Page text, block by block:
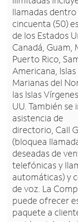
llamadas dentro
cincuenta (50)
de los Estados
Canadá, Guam,
Puerto Rico,
Americana, Islas
Marianas del
las Islas
UU. También se
asistencia de
directorio, Call
(bloquea
deseadas de
telefónicas y
automáticas) y
de voz. La
puede ofrecer
paquete a